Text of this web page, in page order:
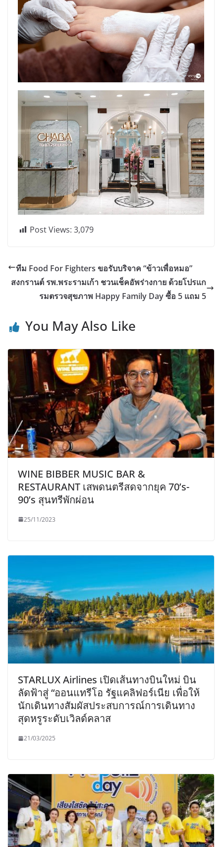
Post Views: 3,079
ทีม Food For Fighters ขอรับบริจาค “ข้าวเพื่อหมอ”
สงกรานต์ รพ.พระรามเก้า ชวนเช็คอัพร่างกาย ด้วยโปรแก
รมตรวจสุขภาพ Happy Family Day ซื้อ 5 แถม 5
You May Also Like
WINE BIBBER MUSIC BAR &
RESTAURANT เสพดนตรีสดจากยุค 70’s-
90’s สุนทรีพักผ่อน
25/11/2023
STARLUX Airlines เปิดเส้นทางบินใหม่ บิน
ลัดฟ้าสู่ “ออนแทรีโอ รัฐแคลิฟอร์เนีย เพื่อให้
นักเดินทางสัมผัสประสบการณ์การเดินทาง
สุดหรูระดับเวิลด์คลาส
21/03/2025